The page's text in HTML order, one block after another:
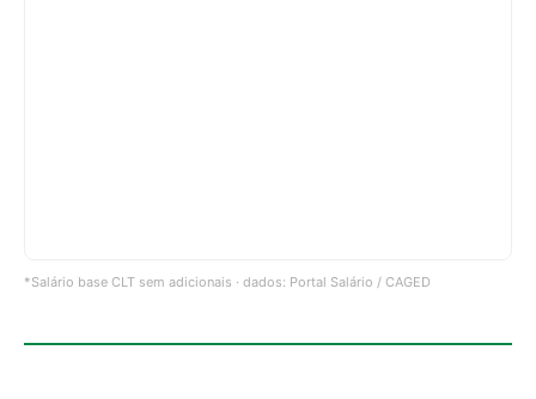
*Salário base CLT sem adicionais · dados: Portal Salário / CAGED